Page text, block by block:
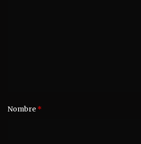
Nombre *